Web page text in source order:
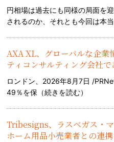
円相場は過去にも同様の局面を
されるのか、それとも今回は本
AXA XL、グローバルな企業
ティコンサルティング会社
ロンドン、2026年8月7日 /
49％を保（続きを読む）
Tribesigns、ラスベガス・
ホーム用品小売業者との連